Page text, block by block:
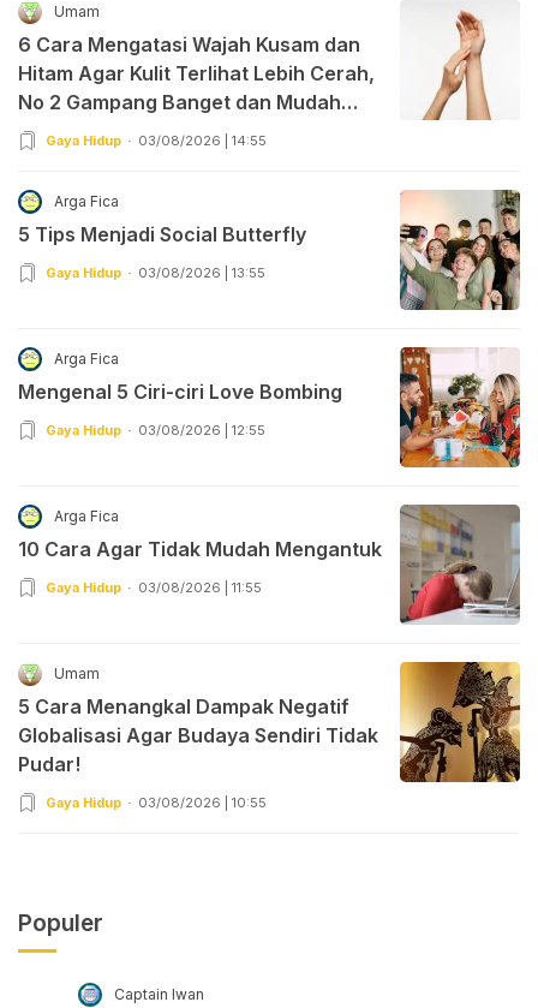
Umam
6 Cara Mengatasi Wajah Kusam dan
Hitam Agar Kulit Terlihat Lebih Cerah,
No 2 Gampang Banget dan Mudah
Dipraktekkan!
Gaya Hidup 03/08/2026 | 14:55
Arga Fica
5 Tips Menjadi Social Butterfly
Gaya Hidup 03/08/2026 | 13:55
Arga Fica
Mengenal 5 Ciri-ciri Love Bombing
Gaya Hidup 03/08/2026 | 12:55
Arga Fica
10 Cara Agar Tidak Mudah Mengantuk
Gaya Hidup 03/08/2026 | 11:55
Umam
5 Cara Menangkal Dampak Negatif
Globalisasi Agar Budaya Sendiri Tidak
Pudar!
Gaya Hidup 03/08/2026 | 10:55
Populer
Captain Iwan